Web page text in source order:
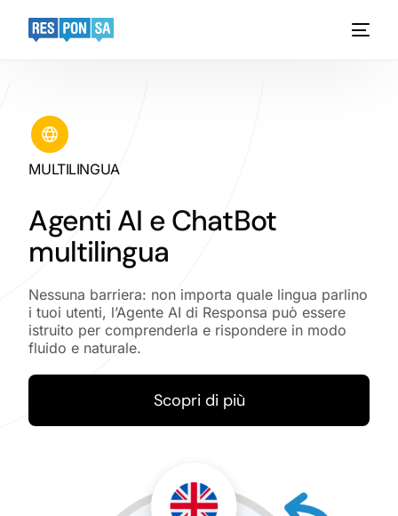
MULTILINGUA
Agenti AI e ChatBot
multilingua
Nessuna barriera: non importa quale lingua parlino
i tuoi utenti, l’Agente AI di Responsa può essere
istruito per comprenderla e rispondere in modo
fluido e naturale.
Scopri di più
Funzionalità
AI Custom Solutions
Case Studies
Risorse
Pricing